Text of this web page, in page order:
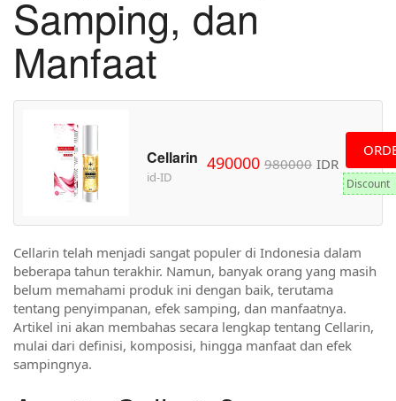
Samping, dan
Manfaat
Cellarin
id-ID
490000 980000 IDR
Discount
Cellarin telah menjadi sangat populer di Indonesia dalam
beberapa tahun terakhir. Namun, banyak orang yang masih
belum memahami produk ini dengan baik, terutama
tentang penyimpanan, efek samping, dan manfaatnya.
Artikel ini akan membahas secara lengkap tentang Cellarin,
mulai dari definisi, komposisi, hingga manfaat dan efek
sampingnya.